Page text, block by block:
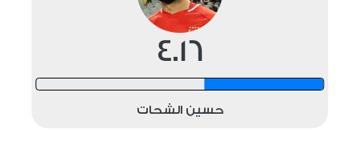
4.16
12 shots
حسين الشحات